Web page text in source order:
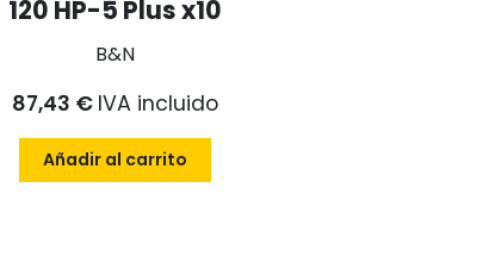
120 HP-5 Plus x10
B&N
87,43 € IVA incluido
Añadir al carrito